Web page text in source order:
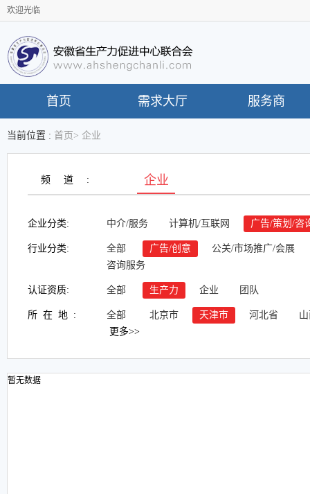
欢迎光临
首页 需求大厅 服务商
当前位置 : 首页 > 企业
频道: 企业
企业分类: 中介/服务 计算机/互联网 广告/策划/咨
行业分类: 全部 广告/创意
公关/市场推广/会展
咨询服务
认证资质: 全部 生产力 企业 团队
所在地: 全部 北京市 天津市 河北省
更多>>
暂无数据